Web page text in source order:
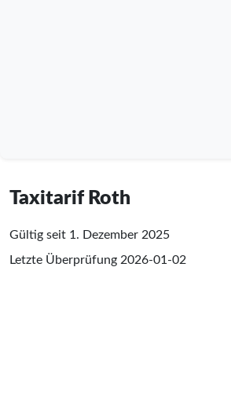
Taxitarif Roth
Gültig seit 1. Dezember 2025
Letzte Überprüfung 2026-01-02